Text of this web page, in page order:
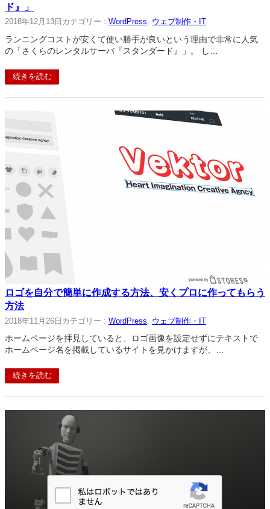
ド』」
2018年12月13日 カテゴリー : WordPress, ウェブ制作・IT
ランニングコストが安くて使い勝手が良いという理由で非常に人気
の「さくらのレンタルサーバ『スタンダード』」。 し…
続きを読む
ロゴを自分で簡単に作成する方法、安くプロに作ってもらう
方法
2018年11月26日 カテゴリー : WordPress ウェブ制作・IT
ホームページを拝見していると、ロゴ画像を設定せずにテキストで
ホームページ名を掲載しているサイトを見かけますが、…
続きを読む